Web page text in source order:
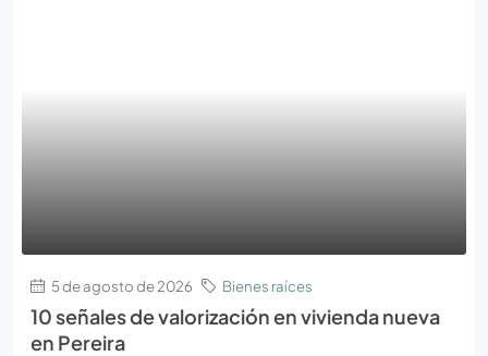
5 de agosto de 2026 Bienes raíces
10 señales de valorización en vivienda nueva
en Pereira